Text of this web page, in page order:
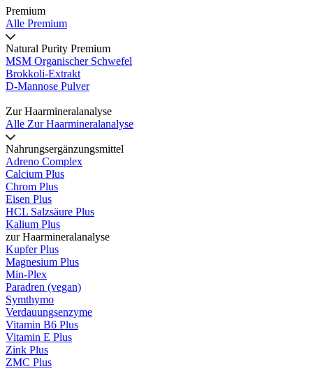
Premium
Alle Premium
Natural Purity Premium
MSM Organischer Schwefel
Brokkoli-Extrakt
D-Mannose Pulver
Zur Haarmineralanalyse
Alle Zur Haarmineralanalyse
Nahrungsergänzungsmittel
Adreno Complex
Calcium Plus
Chrom Plus
Eisen Plus
HCL Salzsäure Plus
Kalium Plus
zur Haarmineralanalyse
Kupfer Plus
Magnesium Plus
Min-Plex
Paradren (vegan)
Symthymo
Verdauungsenzyme
Vitamin B6 Plus
Vitamin E Plus
Zink Plus
ZMC Plus